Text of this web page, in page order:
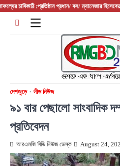
Skip
চাবিকাঠি :প্রতিষ্ঠান প্রধান/ বস/ ম্যানেজার হিসেবে
দেশজুড়ে লীড নিউজ
৯১ বার পেছালো সাংবাদিক
প্রতিবেদন
আরএমজি বিডি নিউজ ডেস্ক August 24,